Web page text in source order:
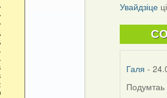
Увайдзіце
Галя -